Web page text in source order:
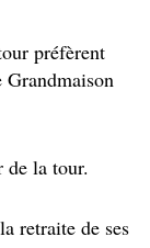
préfèrent
Grandmaison
de la tour.
retraite de ses